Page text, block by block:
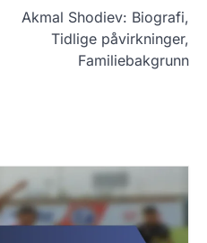
Akmal Shodiev: Biografi,
Tidlige påvirkninger,
Familiebakgrunn